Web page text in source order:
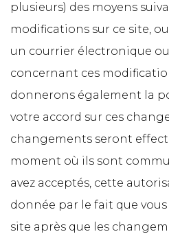
plusieurs) des moyens
modifications sur ce site,
un courrier électronique
concernant ces
donnerons également la
votre accord sur ces
changements seront
moment où ils sont
avez acceptés, cette
donnée par le fait que
site après que les